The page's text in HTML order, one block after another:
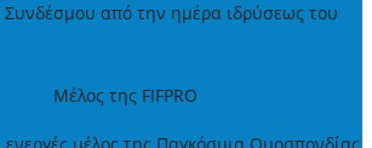
Συνδέσμου από την ημέρα ιδρύσεως του
Μέλος της FIFPRO